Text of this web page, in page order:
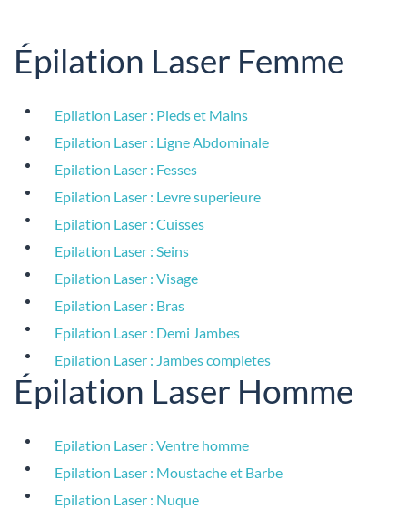
Épilation Laser Femme
Epilation Laser : Pieds et Mains
Epilation Laser : Ligne Abdominale
Epilation Laser : Fesses
Epilation Laser : Levre superieure
Epilation Laser : Cuisses
Epilation Laser : Seins
Epilation Laser : Visage
Epilation Laser : Bras
Epilation Laser : Demi Jambes
Epilation Laser : Jambes completes
Épilation Laser Homme
Epilation Laser : Ventre homme
Epilation Laser : Moustache et Barbe
Epilation Laser : Nuque